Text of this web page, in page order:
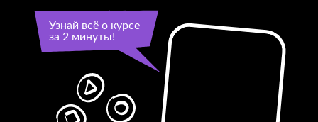
Узнай всё о курсе
за 2 минуты!